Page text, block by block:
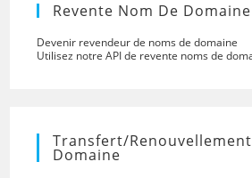
Revente Nom De Domaine
Devenir revendeur de noms de domaine
Utilisez notre API de revente noms de
Transfert/renouvellement
Domaine